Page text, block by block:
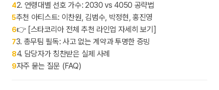
42. 연령대별 선호 가수: 2030 vs 4050 공략법
5추천 아티스트: 이찬원, 김범수, 박정현, 홍진영
6👉 [스타코리아 전체 추천 라인업 자세히 보기]
73. 총무팀 필독: 사고 없는 계약과 투명한 증빙
84. 담당자가 칭찬받은 실제 사례
9자주 묻는 질문 (FAQ)